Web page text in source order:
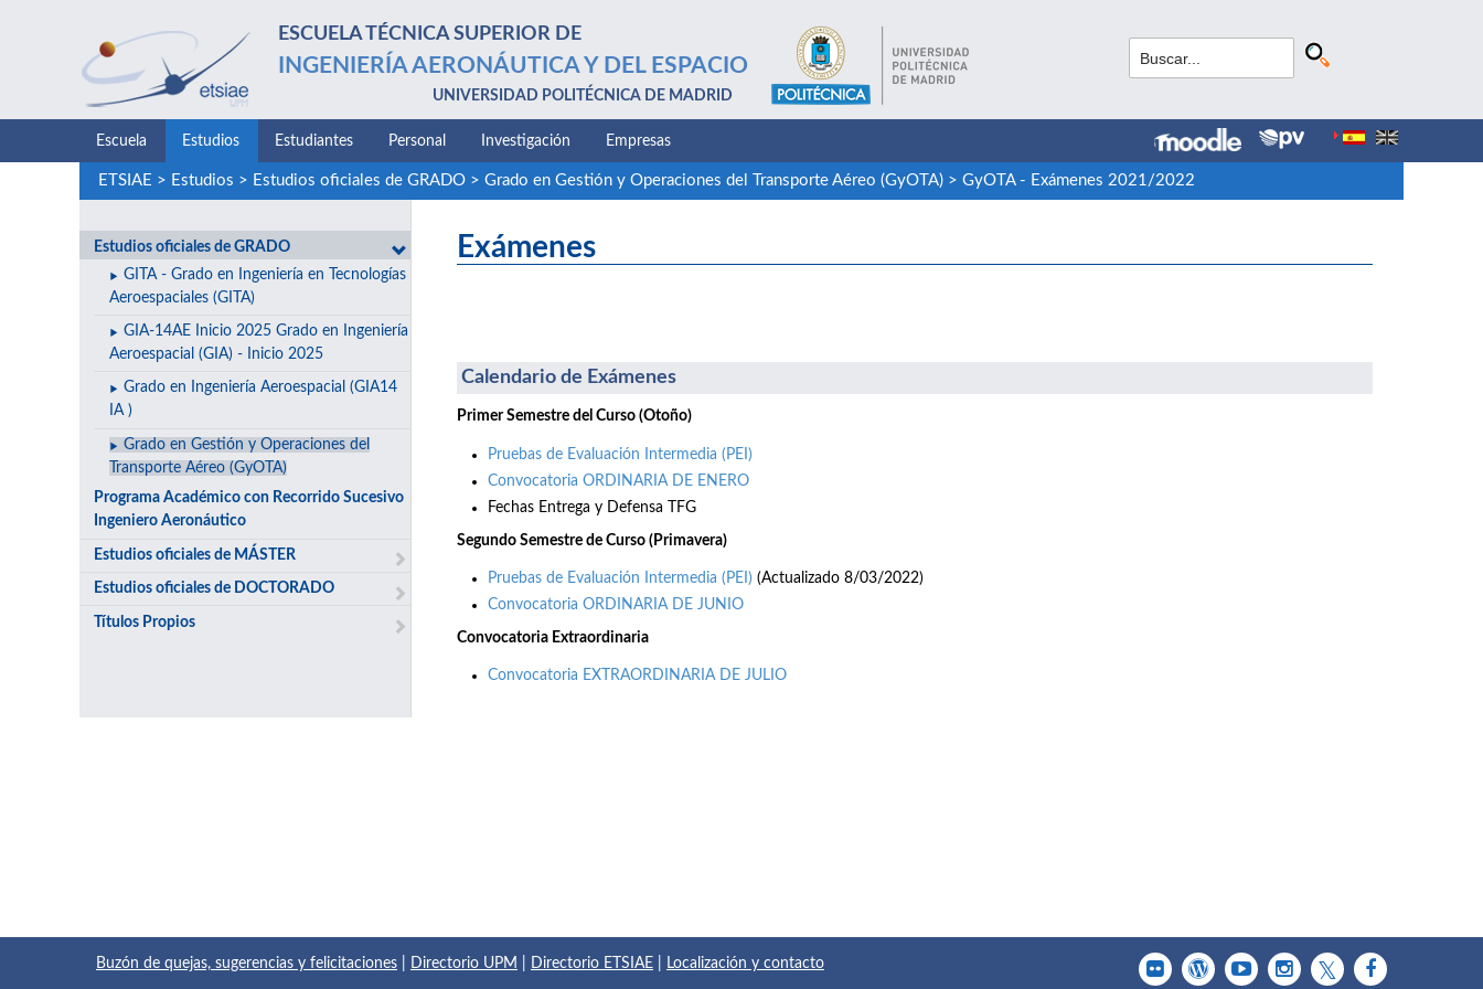
ESCUELA TÉCNICA SUPERIOR DE
INGENIERÍA AERONÁUTICA Y DEL ESPACIO
UNIVERSIDAD POLITÉCNICA DE MADRID
Escuela Estudios Estudiantes Personal Investigación Empresas
ETSIAE > Estudios > Estudios oficiales de GRADO> Grado en Gestión y Operaciones del Transporte Aéreo (GyOTA)> GyOTA - Exámenes 2021/2022
Estudios oficiales de GRADO
GITA - Grado en Ingeniería en Tecnologías
Aeroespaciales (GITA)
GIA-14AE Inicio 2025 Grado en Ingeniería
Aeroespacial (GIA) - Inicio 2025
Grado en Ingeniería Aeroespacial (GIA14
IA )
Grado en Gestión y Operaciones del
Transporte Aéreo (GyOTA)
Programa Académico con Recorrido Sucesivo
Ingeniero Aeronáutico
Estudios oficiales de MÁSTER
Estudios oficiales de DOCTORADO
Títulos Propios
Exámenes
Calendario de Exámenes
Primer Semestre del Curso (Otoño)
Pruebas de Evaluación Intermedia (PEI)
Convocatoria ORDINARIA DE ENERO
Fechas Entrega y Defensa TFG
Segundo Semestre de Curso (Primavera)
Pruebas de Evaluación Intermedia (PEI) (Actualizado 8/03/2022)
Convocatoria ORDINARIA DE JUNIO
Convocatoria Extraordinaria
Convocatoria EXTRAORDINARIA DE JULIO
Buzón de quejas, sugerencias y felicitaciones Directorio UPM Directorio ETSIAE Localización y contacto